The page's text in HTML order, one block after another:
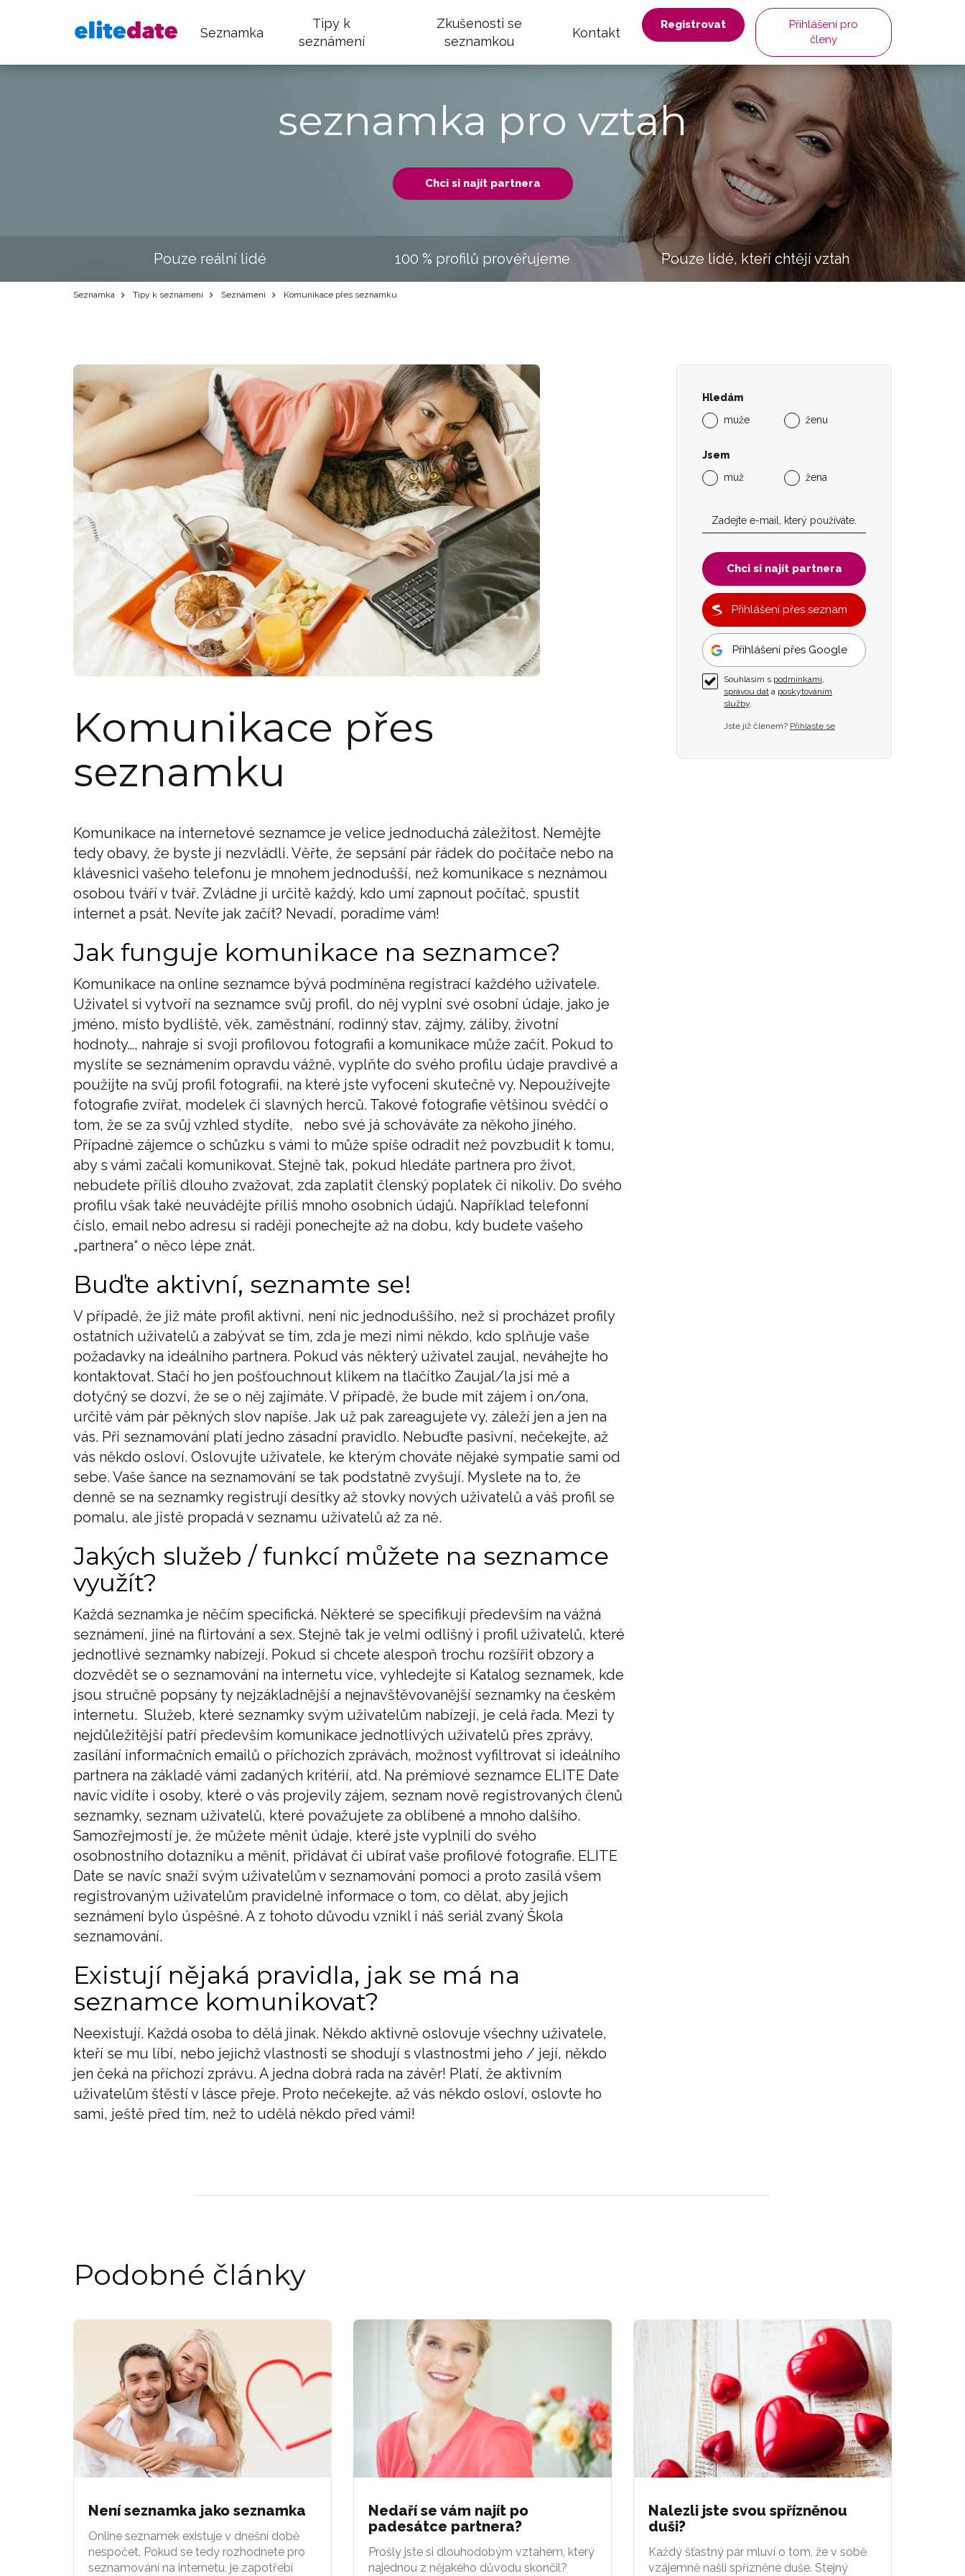
Seznamka
Tipy k
seznámení
Zkušenosti se
seznamkou
Kontakt
Registrovat
Přihlášení pro
členy
seznamka pro vztah
Chci si najít partnera
Pouze reální lidé 100 % profilů prověřujeme Pouze lidé, kteří chtějí vztah
Seznamka Tipy k seznámení Seznámení Komunikace přes seznamku
Komunikace přes
seznamku
Komunikace na internetové seznamce je velice jednoduchá záležitost. Nemějte
tedy obavy, že byste ji nezvládli. Věřte, že sepsání pár řádek do počítače nebo na
klávesnici vašeho telefonu je mnohem jednodušší, než komunikace s neznámou
osobou tváří v tvář. Zvládne ji určitě každý, kdo umí zapnout počítač, spustit
internet a psát. Nevíte jak začít? Nevadí, poradíme vám!
Jak funguje komunikace na seznamce?
Komunikace na online seznamce bývá podmíněna registrací každého uživatele.
Uživatel si vytvoří na seznamce svůj profil, do něj vyplní své osobní údaje, jako je
jméno, místo bydliště, věk, zaměstnání, rodinný stav, zájmy, záliby, životní
hodnoty…, nahraje si svoji profilovou fotografii a komunikace může začít. Pokud to
myslíte se seznámením opravdu vážně, vyplňte do svého profilu údaje pravdivé a
použijte na svůj profil fotografii, na které jste vyfoceni skutečně vy. Nepoužívejte
fotografie zvířat, modelek či slavných herců. Takové fotografie většinou svědčí o
tom, že se za svůj vzhled stydíte, nebo své já schováváte za někoho jiného.
Případné zájemce o schůzku s vámi to může spíše odradit než povzbudit k tomu,
aby s vámi začali komunikovat. Stejně tak, pokud hledáte partnera pro život,
nebudete příliš dlouho zvažovat, zda zaplatit členský poplatek či nikoliv. Do svého
profilu však také neuvádějte příliš mnoho osobních údajů. Například telefonní
číslo, email nebo adresu si raději ponechejte až na dobu, kdy budete vašeho
„partnera“ o něco lépe znát.
Buďte aktivní, seznamte se!
V případě, že již máte profil aktivní, není nic jednoduššího, než si procházet profily
ostatních uživatelů a zabývat se tím, zda je mezi nimi někdo, kdo splňuje vaše
požadavky na ideálního partnera. Pokud vás některý uživatel zaujal, neváhejte ho
kontaktovat. Stačí ho jen pošťouchnout klikem na tlačítko Zaujal/la jsi mě a
dotyčný se dozví, že se o něj zajímáte. V případě, že bude mít zájem i on/ona,
určitě vám pár pěkných slov napíše. Jak už pak zareagujete vy, záleží jen a jen na
vás. Při seznamování platí jedno zásadní pravidlo. Nebuďte pasivní, nečekejte, až
vás někdo osloví. Oslovujte uživatele, ke kterým chováte nějaké sympatie sami od
sebe. Vaše šance na seznamování se tak podstatně zvyšují. Myslete na to, že
denně se na seznamky registrují desítky až stovky nových uživatelů a váš profil se
pomalu, ale jistě propadá v seznamu uživatelů až za ně.
Jakých služeb / funkcí můžete na seznamce
využít?
Každá seznamka je něčím specifická. Některé se specifikují především na vážná
seznámení, jiné na flirtování a sex. Stejně tak je velmi odlišný i profil uživatelů, které
jednotlivé seznamky nabízejí. Pokud si chcete alespoň trochu rozšířit obzory a
dozvědět se o seznamování na internetu více, vyhledejte si Katalog seznamek, kde
jsou stručně popsány ty nejzákladnější a nejnavštěvovanější seznamky na českém
internetu. Služeb, které seznamky svým uživatelům nabízejí, je celá řada. Mezi ty
nejdůležitější patří především komunikace jednotlivých uživatelů přes zprávy,
zasílání informačních emailů o příchozích zprávách, možnost vyfiltrovat si ideálního
partnera na základě vámi zadaných kritérií, atd. Na prémiové seznamce ELITE Date
navíc vidíte i osoby, které o vás projevily zájem, seznam nově registrovaných členů
seznamky, seznam uživatelů, které považujete za oblíbené a mnoho dalšího.
Samozřejmostí je, že můžete měnit údaje, které jste vyplnili do svého
osobnostního dotazníku a měnit, přidávat či ubírat vaše profilové fotografie. ELITE
Date se navíc snaží svým uživatelům v seznamování pomoci a proto zasílá všem
registrovaným uživatelům pravidelně informace o tom, co dělat, aby jejich
seznámení bylo úspěšné. A z tohoto důvodu vznikl i náš seriál zvaný Škola
seznamování.
Existují nějaká pravidla, jak se má na
seznamce komunikovat?
Neexistují. Každá osoba to dělá jinak. Někdo aktivně oslovuje všechny uživatele,
kteří se mu líbí, nebo jejichž vlastnosti se shodují s vlastnostmi jeho / její, někdo
jen čeká na příchozí zprávu. A jedna dobrá rada na závěr! Platí, že aktivním
uživatelům štěstí v lásce přeje. Proto nečekejte, až vás někdo osloví, oslovte ho
sami, ještě před tím, než to udělá někdo před vámi!
Hledám
muže
ženu
Jsem
muž
žena
Chci si najít partnera
Přihlášení přes seznam
Přihlášení přes Google
Souhlasím s podmínkami,
správou dat a poskytováním
služby.
Jste již členem? Přihlaste se
Podobné články
Není seznamka jako seznamka
Online seznamek existuje v dnešní době
nespočet. Pokud se tedy rozhodnete pro
seznamování na internetu, je zapotřebí
Nedaří se vám najít po
padesátce partnera?
Prošly jste si dlouhodobým vztahem, který
najednou z nějakého důvodu skončil?
Nalezli jste svou spřízněnou
duši?
Každý šťastný pár mluví o tom, že v sobě
vzájemně našli spřízněné duše. Stejný